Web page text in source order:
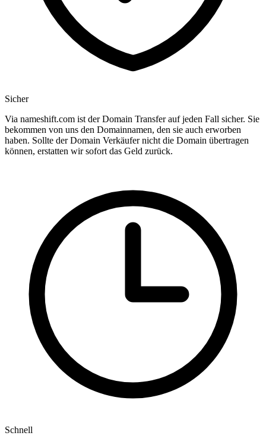
Sicher
Via nameshift.com ist der Domain Transfer auf jeden Fall sicher. Sie
bekommen von uns den Domainnamen, den sie auch erworben
haben. Sollte der Domain Verkäufer nicht die Domain übertragen
können, erstatten wir sofort das Geld zurück.
Schnell